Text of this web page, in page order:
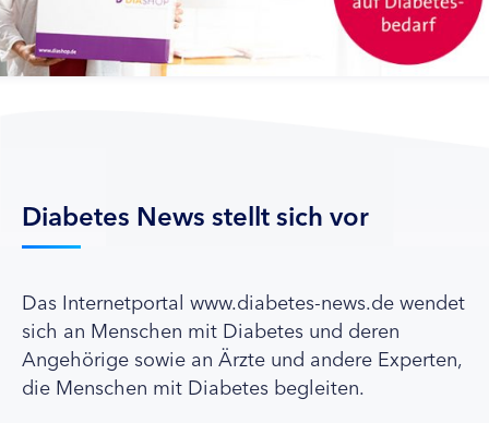
Diabetes News stellt sich vor
Das Internetportal www.diabetes-news.de wendet
sich an Menschen mit Diabetes und deren
Angehörige sowie an Ärzte und andere Experten,
die Menschen mit Diabetes begleiten.